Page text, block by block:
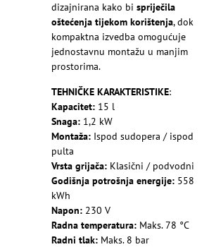
dizajnirana kako bi spriječila
oštećenja tijekom korištenja, dok
kompaktna izvedba omogućuje
jednostavnu montažu u manjim
prostorima.
TEHNIČKE KARAKTERISTIKE:
Kapacitet: 15 l
Snaga: 1,2 kW
Montaža: Ispod sudopera / ispod
pulta
Vrsta grijača: Klasični / podvodni
Godišnja potrošnja energije: 558
kWh
Napon: 230 V
Radna temperatura: Maks. 78 °C
Radni tlak: Maks. 8 bar